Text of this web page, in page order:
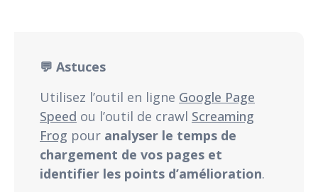
💬 Astuces
Utilisez l’outil en ligne Google Page
Speed ou l’outil de crawl Screaming
Frog pour analyser le temps de
chargement de vos pages et
identifier les points d’amélioration.